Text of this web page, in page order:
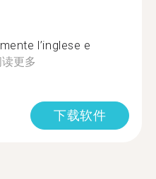
l’inglese e
读更多
下载软件